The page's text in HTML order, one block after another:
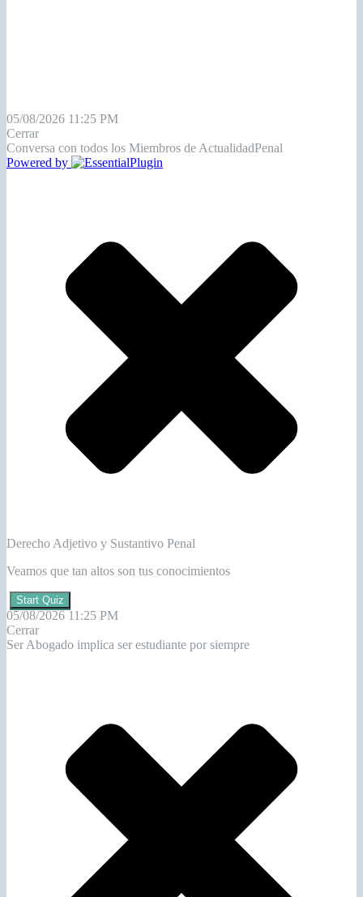
05/08/2026 11:25 PM
Cerrar
Conversa con todos los Miembros de ActualidadPenal
Powered by
Derecho Adjetivo y Sustantivo Penal
Veamos que tan altos son tus conocimientos
Start Quiz
05/08/2026 11:25 PM
Cerrar
Ser Abogado implica ser estudiante por siempre